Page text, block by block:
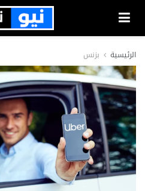
الرئيسية بزنس